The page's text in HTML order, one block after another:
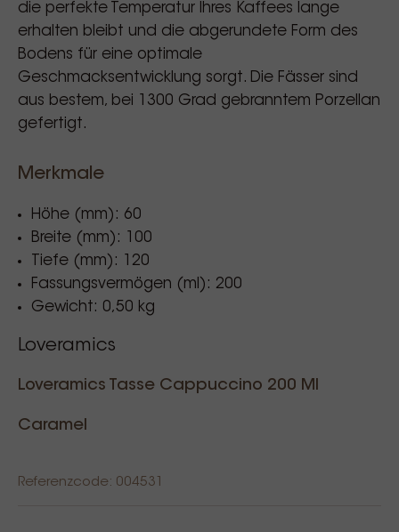
die perfekte Temperatur Ihres Kaffees lange
erhalten bleibt und die abgerundete Form des
Bodens für eine optimale
Geschmacksentwicklung sorgt. Die Fässer sind
aus bestem, bei 1300 Grad gebranntem Porzellan
gefertigt.
Merkmale
Höhe (mm): 60
Breite (mm): 100
Tiefe (mm): 120
Fassungsvermögen (ml): 200
Gewicht: 0,50 kg
Loveramics
Loveramics Tasse Cappuccino 200 Ml
Caramel
Referenzcode: 004531